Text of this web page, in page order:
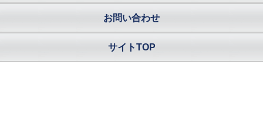
お問い合わせ
サイトTOP